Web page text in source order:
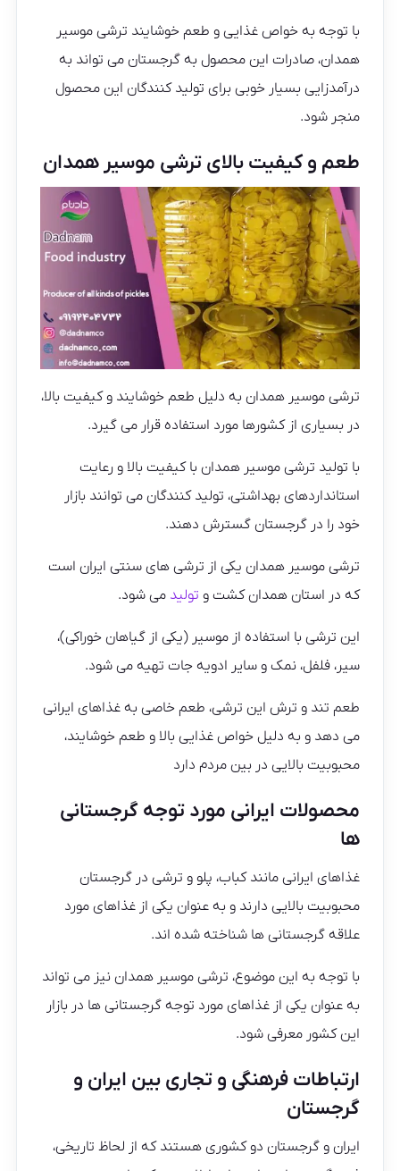
با توجه به خواص غذایی و طعم خوشایند ترشی موسیر
همدان، صادرات این محصول به گرجستان می تواند به
درآمدزایی بسیار خوبی برای تولید کنندگان این محصول
منجر شود.
طعم و کیفیت بالای ترشی موسیر همدان
ترشی موسیر همدان به دلیل طعم خوشایند و کیفیت بالا،
در بسیاری از کشورها مورد استفاده قرار می گیرد.
با تولید ترشی موسیر همدان با کیفیت بالا و رعایت
استانداردهای بهداشتی، تولید کنندگان می توانند بازار
خود را در گرجستان گسترش دهند.
ترشی موسیر همدان یکی از ترشی های سنتی ایران است
که در استان همدان کشت و تولید می شود.
این ترشی با استفاده از موسیر (یکی از گیاهان خوراکی)،
سیر، فلفل، نمک و سایر ادویه جات تهیه می شود.
طعم تند و ترش این ترشی، طعم خاصی به غذاهای ایرانی
می دهد و به دلیل خواص غذایی بالا و طعم خوشایند،
محبوبیت بالایی در بین مردم دارد
محصولات ایرانی مورد توجه گرجستانی
ها
غذاهای ایرانی مانند کباب، پلو و ترشی در گرجستان
محبوبیت بالایی دارند و به عنوان یکی از غذاهای مورد
علاقه گرجستانی ها شناخته شده اند.
با توجه به این موضوع، ترشی موسیر همدان نیز می تواند
به عنوان یکی از غذاهای مورد توجه گرجستانی ها در بازار
این کشور معرفی شود.
ارتباطات فرهنگی و تجاری بین ایران و
گرجستان
ایران و گرجستان دو کشوری هستند که از لحاظ تاریخی،